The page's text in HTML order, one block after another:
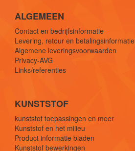
ALGEMEEN
Contact en bedrijfsinformatie
Levering, retour en betalingsinformatie
Algemene leveringsvoorwaarden
Privacy-AVG
Links/referenties
KUNSTSTOF
kunststof toepassingen en meer
Kunststof en het milieu
Product informatie bladen
Kunststof bewerkingen